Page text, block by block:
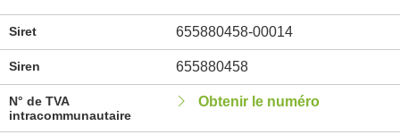
Siret 655880458-00014
Siren 655880458
N° de TVA
intracommunautaire
Obtenir le numéro